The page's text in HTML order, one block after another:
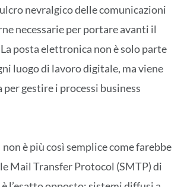
nevralgico delle comunicazioni
necessarie per portare avanti il
posta elettronica non è solo parte
luogo di lavoro digitale, ma viene
gestire i processi business
non è più così semplice come farebbe
Mail Transfer Protocol (SMTP) di